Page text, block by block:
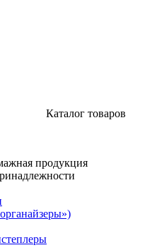
Каталог товаров
продукция